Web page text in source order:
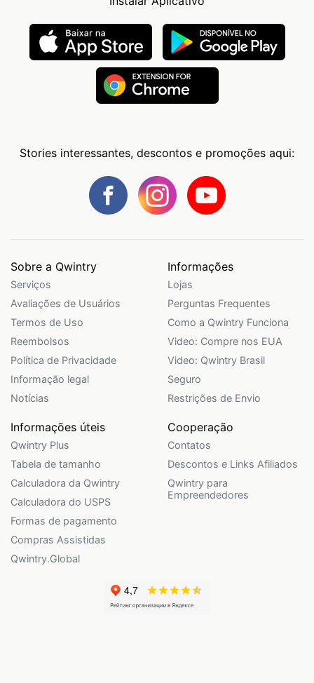
Stories interessantes, descontos e promoções aqui:
Sobre a Qwintry
Serviços
Avaliações de Usuários
Termos de Uso
Reembolsos
Política de Privacidade
Informação legal
Notícias
Informações
Lojas
Perguntas Frequentes
Como a Qwintry Funciona
Video: Compre nos EUA
Video: Qwintry Brasil
Seguro
Restrições de Envio
Informações úteis
Qwintry Plus
Tabela de tamanho
Calculadora da Qwintry
Calculadora do USPS
Formas de pagamento
Compras Assistidas
Qwintry.Global
Cooperação
Contatos
Descontos e Links Afiliados
Qwintry para
Empreendedores